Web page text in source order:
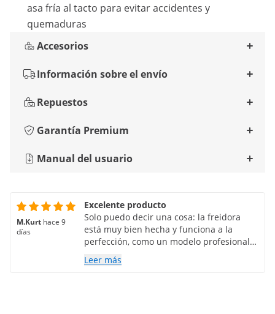
asa fría al tacto para evitar accidentes y
quemaduras
Accesorios
Información sobre el envío
Repuestos
Garantía Premium
Manual del usuario
M.Kurt hace 9
días
Excelente producto
Solo puedo decir una cosa: la freidora
está muy bien hecha y funciona a la
perfección, como un modelo profesional.
¡MUCHAS GRACIAS! La entrega también
fue rápida y sin problemas.
Leer más